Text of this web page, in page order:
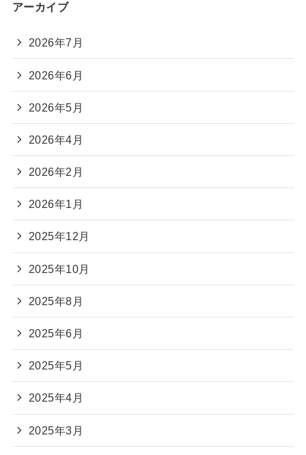
アーカイブ
2026年7月
2026年6月
2026年5月
2026年4月
2026年2月
2026年1月
2025年12月
2025年10月
2025年8月
2025年6月
2025年5月
2025年4月
2025年3月